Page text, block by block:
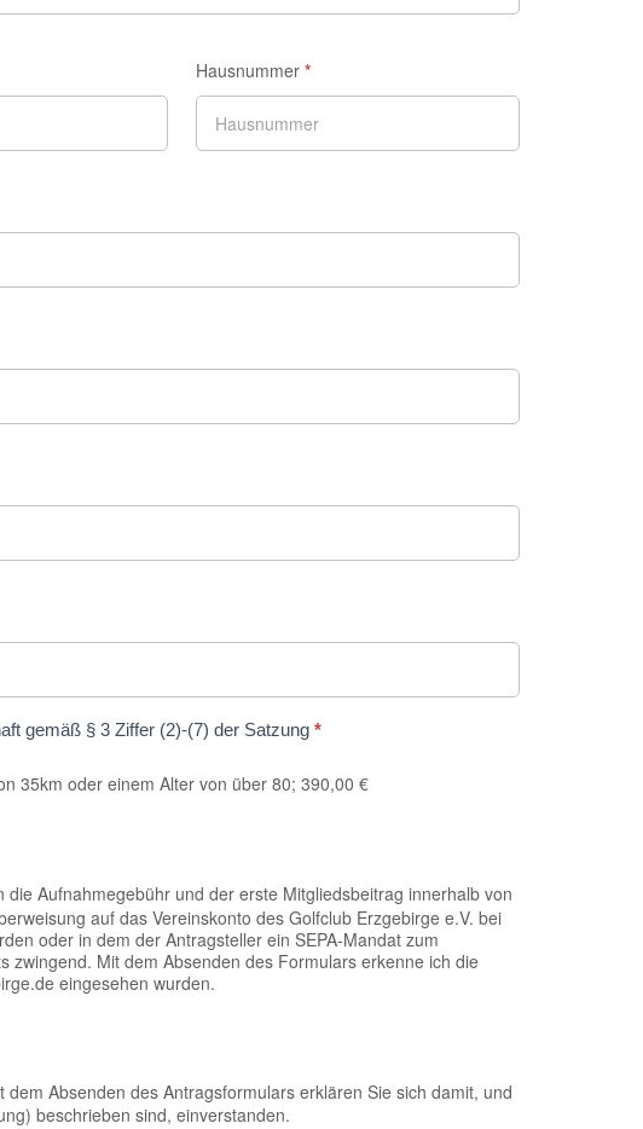
Hausnummer*
gemäß § 3 Ziffer (2)-(7) der Satzung *
Enfernung von 35km oder einem Alter von über 80; 390,00 €
Aufnahmegebühr und der erste Mitgliedsbeitrag innerhalb von
auf das Vereinskonto des Golfclub Erzgebirge e.V. bei
oder in dem der Antragsteller ein SEPA-Mandat zum
zwingend. Mit dem Absenden des Formulars erkenne ich die
eingesehen wurden.
Absenden des Antragsformulars erklären Sie sich damit, und
beschrieben sind, einverstanden.